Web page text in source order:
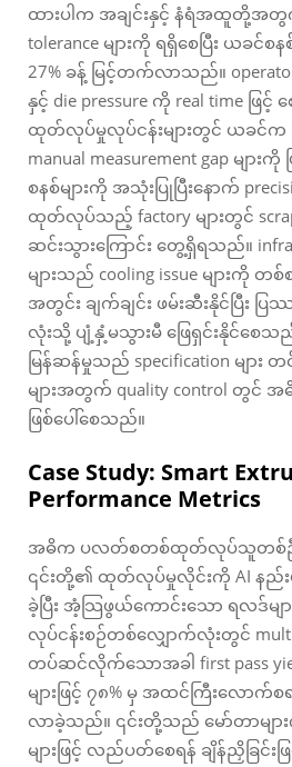
ထားပါက အချင်းနှင့် နံရံအထူတို့အတွ
tolerance များကို ရရှိစေပြီး ယခင်စ
27% ခန့် မြင့်တက်လာသည်။
နှင့် die pressure ကို real time ဖြင့်
ထုတ်လုပ်မှုလုပ်ငန်းများတွင် ယခင်က
manual measurement gap မျ
စနစ်များကို အသုံးပြုပြီးနောက်
ထုတ်လုပ်သည့် factory များတွင်
ဆင်းသွားကြောင်း တွေ့ရှိရသည်။
များသည် cooling issue များကို တ
အတွင်း ချက်ချင်း ဖမ်းဆီးနိုင်ပြီး ပြ
လုံးသို့ ပျံ့နှံ့မသွားမီ ဖြေရှင်းနိုင်စ
မြန်ဆန်မှုသည် specification မျာ
များအတွက် quality control တွင်
ဖြစ်ပေါ်စေသည်။
Case Study: Smart
Performance Metrics
အဓိက ပလတ်စတစ်ထုတ်လုပ်သူတစ်ဦ
၎င်းတို့၏ ထုတ်လုပ်မှုလိုင်းကို AI နည်း
ခဲ့ပြီး အံ့သြဖွယ်ကောင်းသော ရလဒ်မ
လုပ်ငန်းစဉ်တစ်လျှောက်လုံးတွင် multi-
တပ်ဆင်လိုက်သောအခါ first pass
များဖြင့် ၇၈% မှ အထင်ကြီးလော
လာခဲ့သည်။ ၎င်းတို့သည် မော်တာများ
များဖြင့် လည်ပတ်စေရန် ချိန်ညှိခြင်